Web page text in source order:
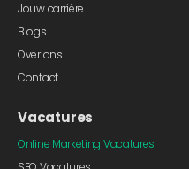
Jouw carrière
Blogs
Over ons
Contact
Vacatures
Online Marketing Vacatures